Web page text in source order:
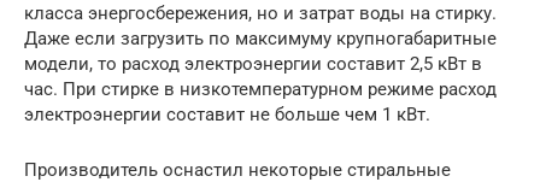
класса энергосбережения, но и затрат воды на стирку.
Даже если загрузить по максимуму крупногабаритные
модели, то расход электроэнергии составит 2,5 кВт в
час. При стирке в низкотемпературном режиме расход
электроэнергии составит не больше чем 1 кВт.
Производитель оснастил некоторые стиральные